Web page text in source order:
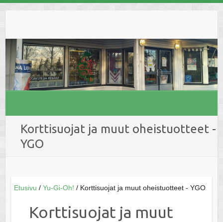
Korttisuojat ja muut oheistuotteet -
YGO
Etusivu / Yu-Gi-Oh! / Korttisuojat ja muut oheistuotteet - YGO
Korttisuojat ja muut